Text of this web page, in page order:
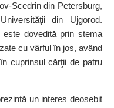
din Petersburg,
din Ujgorod.
dovedită prin stema
cu vârful în jos, având
cuprinsul cărţii de patru
un interes deosebit